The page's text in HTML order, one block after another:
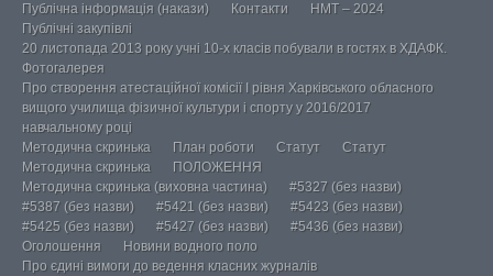
Публічна інформація (накази)
Контакти
НМТ – 2024
Публічні закупівлі
20 листопада 2013 року учні 10-х класів побували в гостях в ХДАФК.
Фотогалерея
Про створення атестаційної комісії І рівня Харківського обласного
вищого училища фізичної культури і спорту у 2016/2017
навчальному році
Методична скринька
План роботи Статут
Статут
Методична скринька
ПОЛОЖЕННЯ
Методична скринька (виховна частина)
#5327 (без назви)
#5387 (без назви)
#5421 (без назви)
#5423 (без назви)
#5425 (без назви)
#5427 (без назви)
#5436 (без назви)
Оголошення
Новини водного поло
Про єдині вимоги до ведення класних журналів